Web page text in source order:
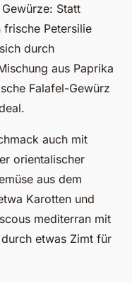
Statt
Petersilie
durch
aus Paprika
Falafel-Gewürz
auch mit
orientalischer
aus dem
Karotten und
mediterran mit
etwas Zimt für